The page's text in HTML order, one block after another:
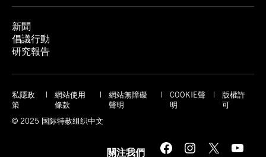
新聞
倡議行動
研究報告
私隱政
策
網站使用
條款
網站無障礙
聲明
COOKIE聲
明
版權許
可
© 2025 国际特赦组织中文
關注我們 Facebook Instagram X YouTube